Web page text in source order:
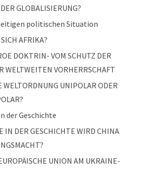
GLOBALISIERUNG?
politischen Situation
AFRIKA?
DOKTRIN- VOM SCHUTZ DER
WELTWEITEN VORHERRSCHAFT
WELTORDNUNG UNIPOLAR ODER
der Geschichte
IN DER GESCHICHTE WIRD CHINA
UNION AM UKRAINE-